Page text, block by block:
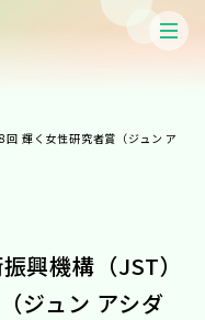
輝く女性研究者賞（ジュン ア
興機構（JST）
ジュン アシダ